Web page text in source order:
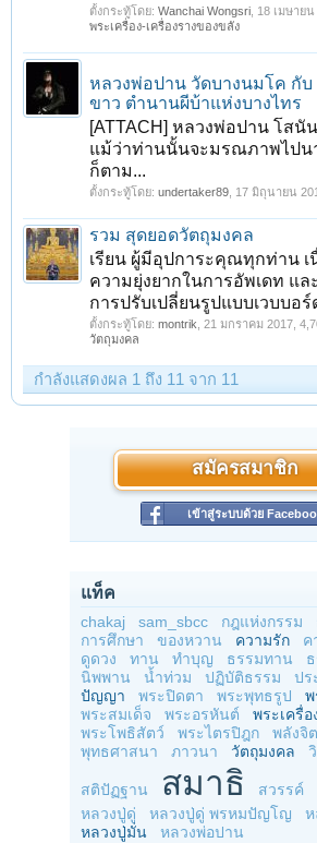
ตั้งกระทู้โดย: Wanchai Wongsri 18 เมษายน
พระเครื่อง-เครื่องรางของขลัง
หลวงพ่อปาน วัดบางนมโค กั
ขาว ตำนานผีบ้าแห่งบางไทร
[ATTACH] หลวงพ่อปาน โส
แม้ว่าท่านนั้นจะมรณภาพไปน
ก็ตาม...
ตั้งกระทู้โดย: undertaker89 17 มิถุนายน
รวม สุดยอดวัตถุมงคล
เรียน ผู้มีอุปการะคุณทุกท่าน เ
ความยุ่งยากในการอัพเดท แ
การปรับเปลี่ยนรูปแบบเวบบอร์
ตั้งกระทู้โดย: montrik 21 มกราคม 2017 ,
วัตถุมงคล
กำลังแสดงผล 1 ถึง 11 จาก 11
สมัครสมาชิก
เข้าสู่ระบบด้วย
แท็ค
chakaj sam_sbcc กฎแห่งกรรม
การศึกษา
ของหวาน ความรัก ค
ดูดวง
ทาน ทำบุญ ธรรมทาน
นิพพาน
น้ำท่วม ปฏิบัติธรรม
ปร
ปัญญา
พระปิดตา พระพุทธรูป
พ
พระสมเด็จ
พระอรหันต์
พระเครื่อ
พระโพธิสัตว์
พระไตรปิฎก พลังจิต
พุทธศาสนา
ภาวนา วัตถุมงคล
สติปัฏฐาน สมาธิ สวรรค์
หลวงปู่ดู่
หลวงปู่ดู่ พรหมปัญโญ
ห
หลวงปู่มั่น
หลวงพ่อปาน